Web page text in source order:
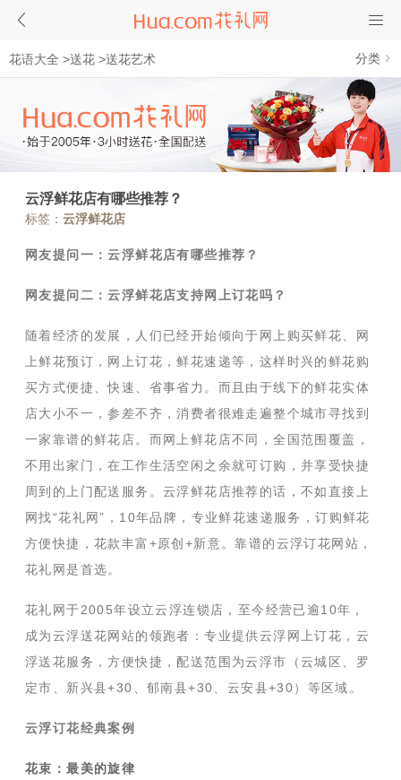
花语大全 >送花 >送花艺术 分类
云浮鲜花店有哪些推荐？
标签： 云浮鲜花店
网友提问一：云浮鲜花店有哪些推荐？
网友提问二：云浮鲜花店支持网上订花吗？
随着经济的发展，人们已经开始倾向于网上购买鲜花、网
上鲜花预订，网上订花，鲜花速递等，这样时兴的鲜花购
买方式便捷、快速、省事省力。而且由于线下的鲜花实体
店大小不一，参差不齐，消费者很难走遍整个城市寻找到
一家靠谱的鲜花店。而网上鲜花店不同，全国范围覆盖，
不用出家门，在工作生活空闲之余就可订购，并享受快捷
周到的上门配送服务。云浮鲜花店推荐的话，不如直接上
网找“花礼网”，10年品牌，专业鲜花速递服务，订购鲜花
方便快捷，花款丰富+原创+新意。靠谱的云浮订花网站，
花礼网是首选。
花礼网于2005年设立云浮连锁店，至今经营已逾10年，
成为云浮送花网站的领跑者：专业提供云浮网上订花，云
浮送花服务，方便快捷，配送范围为云浮市（云城区、罗
定市、新兴县+30、郁南县+30、云安县+30）等区域。
云浮订花经典案例
花束：最美的旋律